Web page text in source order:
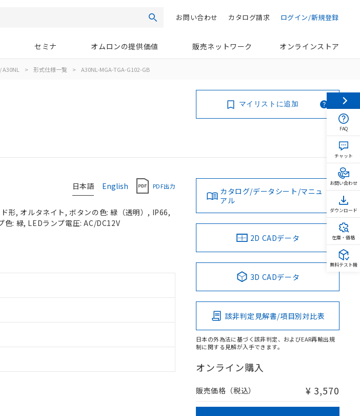
検索 ログイン/新規登録
カタログ請求
お問い合わせ
セミナ オムロンの提供価値 販売ネットワーク オンラインストア
A30NL > 形式仕様一覧 > A30NL-MGA-TGA-G102-GB
マイリストに追加
日本語 English PDF出力
形, オルタネイト, ボタンの色: 緑（透明）, IP66,
: 緑, LEDランプ電圧: AC/DC12V
カタログ/データシート/マニュ
アル
2D CADデータ
3D CADデータ
該非判定見解書/項目別対比表
日本の外為法に基づく該非判定、およびEAR再輸出規
制に関する見解が入手できます。
オンライン購入
販売価格（税込） ¥ 3,570
FAQ
チャット
お問い合わせ
ダウンロード
在庫・価格
無料テスト機